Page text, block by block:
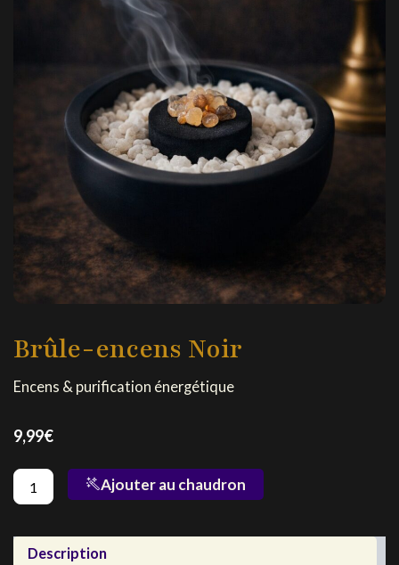
Brûle-encens Noir
Encens & purification énergétique
9,99€
quantité
Noir
Ajouter au chaudron
Description